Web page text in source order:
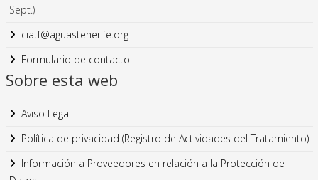
Sept.)
ciatf@aguastenerife.org
Formulario de contacto
Sobre esta web
Aviso Legal
Política de privacidad (Registro de Actividades del Tratamiento)
Información a Proveedores en relación a la Protección de